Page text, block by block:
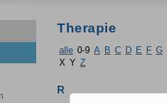
Therapie
alle 0-9 A B C D E F G
X Y Z
R